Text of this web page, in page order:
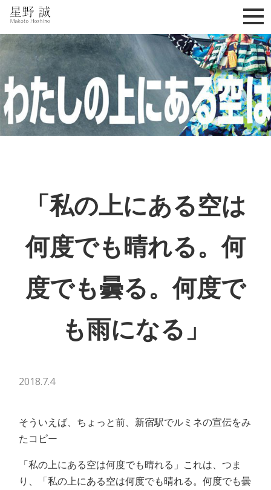
星野誠 makoto hoshino
「私の上にある空は
何度でも晴れる。何
度でも曇る。何度で
も雨になる」
2018.7.4
そういえば、ちょっと前、新宿駅でルミネの宣伝をみ
たコピー
「私の上にある空は何度でも晴れる」これは、つま
り、「私の上にある空は何度でも晴れる。何度でも曇